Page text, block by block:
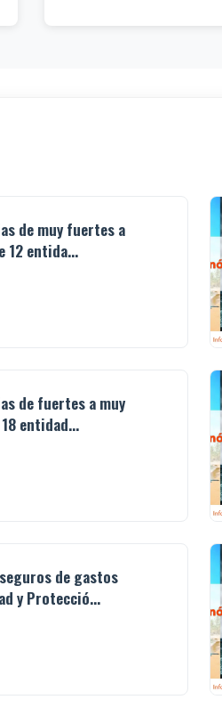
de muy fuertes a
12 entida...
de fuertes a muy
entidad...
de gastos
y Protecció...